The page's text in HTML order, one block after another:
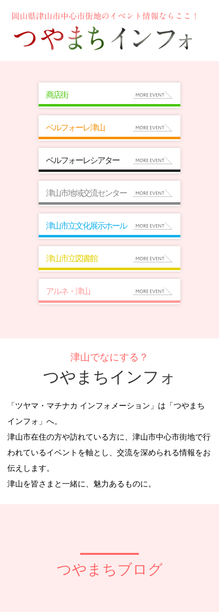
商店街
ベルフォーレ津山
ベルフォーレシアター
津山市地域交流センター
津山市立文化展示ホール
津山市立図書館
アルネ・津山
津山でなにする？
つやまちインフォ
「ツヤマ・マチナカ インフォメーション」は「つやまち
インフォ」へ。
津山市在住の方や訪れている方に、津山市中心市街地で行
われているイベントを軸とし、交流を深められる情報をお
伝えします。
津山を皆さまと一緒に、魅力あるものに。
つやまちブログ